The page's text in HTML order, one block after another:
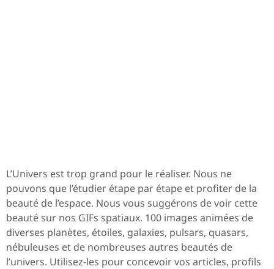
L’Univers est trop grand pour le réaliser. Nous ne
pouvons que l’étudier étape par étape et profiter de la
beauté de l’espace. Nous vous suggérons de voir cette
beauté sur nos GIFs spatiaux. 100 images animées de
diverses planètes, étoiles, galaxies, pulsars, quasars,
nébuleuses et de nombreuses autres beautés de
l’univers. Utilisez-les pour concevoir vos articles, profils